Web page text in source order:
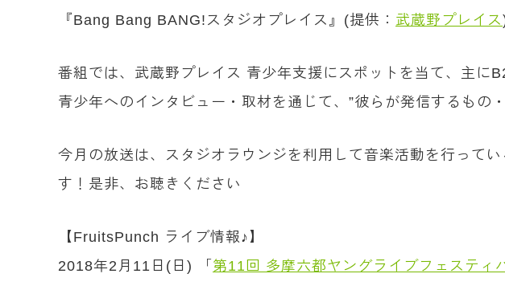
『Bang Bang BANG!スタジオプレイス』(提供： 武蔵野プレイス
番組では、武蔵野プレイス 青少年支援にスポットを当て、主に
青少年へのインタビュー・取材を通じて、”彼らが発信するもの
今月の放送は、スタジオラウンジを利用して音楽活動を行って
す！是非、お聴きください
【FruitsPunch ライブ情報♪】
2018年2月11日(日) 「 第11回 多摩六都ヤングライブフェスティ